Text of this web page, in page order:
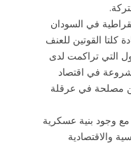
في السودان
كلتا القوتين للعنف
التي تراكمت لدى
في اقتصاد
مصلحة في عرقلة
وجود بنية عسكرية
والاقتصادية